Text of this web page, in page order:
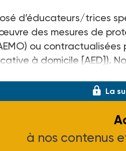
d’éducateurs/trices
des mesures de
ou
à domicile [AED]).
La
à nos contenus